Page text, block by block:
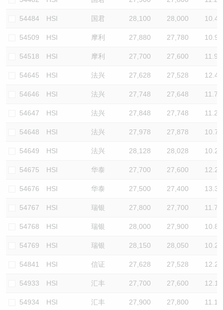
54484 HSI 国君 28,100 28,000 10.4
54509 HSI 摩利 27,880 27,780 10.9
54518 HSI 摩利 27,700 27,600 11.9
54645 HSI 法兴 27,628 27,528 12.4
54646 HSI 法兴 27,748 27,648 11.7
54647 HSI 法兴 27,848 27,748 11.2
54648 HSI 法兴 27,978 27,878 10.7
54649 HSI 法兴 28,128 28,028 10.2
54675 HSI 华泰 27,700 27,600 12.2
54676 HSI 华泰 27,500 27,400 13.3
54767 HSI 瑞银 27,800 27,700 11.7
54768 HSI 瑞银 28,000 27,900 10.8
54769 HSI 瑞银 28,150 28,050 10.2
54841 HSI 信证 27,628 27,528 12.2
54933 HSI 汇丰 27,700 27,600 12.1
54934 HSI 汇丰 27,900 27,800 11.1